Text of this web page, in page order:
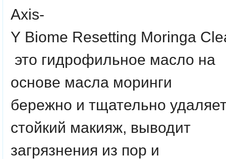
Axis-
Y Biome Resetting Moringa
это гидрофильное масло на
основе масла моринги
бережно и тщательно
стойкий макияж, выводит
загрязнения из пор и